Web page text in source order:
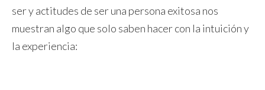
ser y actitudes de ser una persona exitosa nos
muestran algo que solo saben hacer con la intuición y
la experiencia: